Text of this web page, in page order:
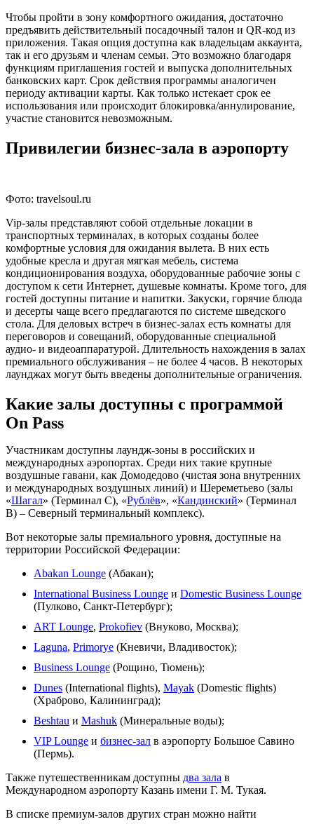
Чтобы пройти в зону комфортного ожидания, достаточно
предъявить действительный посадочный талон и QR-код из
приложения. Такая опция доступна как владельцам аккаунта,
так и его друзьям и членам семьи. Это возможно благодаря
функциям приглашения гостей и выпуска дополнительных
банковских карт. Срок действия программы аналогичен
периоду активации карты. Как только истекает срок ее
использования или происходит блокировка/аннулирование,
участие становится невозможным.
Привилегии бизнес-зала в аэропорту
Фото: travelsoul.ru
Vip-залы представляют собой отдельные локации в
транспортных терминалах, в которых созданы более
комфортные условия для ожидания вылета. В них есть
удобные кресла и другая мягкая мебель, система
кондиционирования воздуха, оборудованные рабочие зоны с
доступом к сети Интернет, душевые комнаты. Кроме того, для
гостей доступны питание и напитки. Закуски, горячие блюда
и десерты чаще всего предлагаются по системе шведского
стола. Для деловых встреч в бизнес-залах есть комнаты для
переговоров и совещаний, оборудованные специальной
аудио- и видеоаппаратурой. Длительность нахождения в залах
премиального обслуживания – не более 4 часов. В некоторых
лаунджах могут быть введены дополнительные ограничения.
Какие залы доступны с программой
On Pass
Участникам доступны лаундж-зоны в российских и
международных аэропортах. Среди них такие крупные
воздушные гавани, как Домодедово (чистая зона внутренних
и международных воздушных линий) и Шереметьево (залы
«Шагал» (Терминал С), «Рублёв», «Кандинский» (Терминал
В) – Северный терминальный комплекс).
Вот некоторые залы премиального уровня, доступные на
территории Российской Федерации:
Abakan Lounge (Абакан);
International Business Lounge и Domestic Business Lounge
(Пулково, Санкт-Петербург);
ART Lounge, Prokofiev (Внуково, Москва);
Laguna, Primorye (Кневичи, Владивосток);
Business Lounge (Рощино, Тюмень);
Dunes (International flights), Mayak (Domestic flights)
(Храброво, Калининград);
Beshtau и Mashuk (Минеральные воды);
VIP Lounge и бизнес-зал в аэропорту Большое Савино
(Пермь).
Также путешественникам доступны два зала в
Международном аэропорту Казань имени Г. М. Тукая.
В списке премиум-залов других стран можно найти